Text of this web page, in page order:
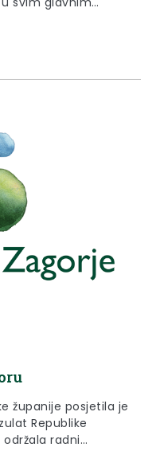
županije posjetila je
Republike
održala radni